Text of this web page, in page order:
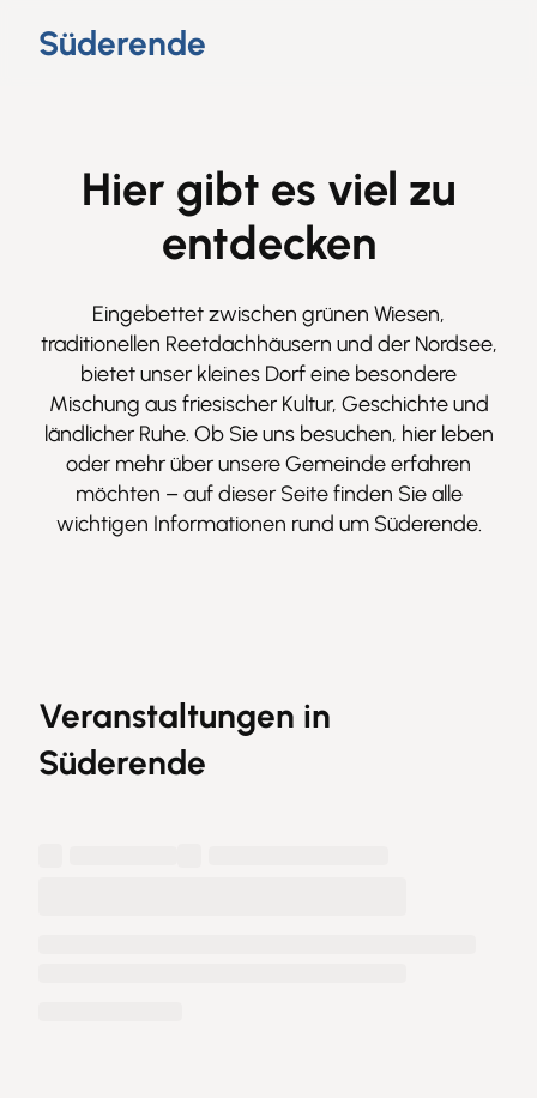
Süderende
Hier gibt es viel zu
entdecken
Eingebettet zwischen grünen Wiesen,
traditionellen Reetdachhäusern und der Nordsee,
bietet unser kleines Dorf eine besondere
Mischung aus friesischer Kultur, Geschichte und
ländlicher Ruhe. Ob Sie uns besuchen, hier leben
oder mehr über unsere Gemeinde erfahren
möchten – auf dieser Seite finden Sie alle
wichtigen Informationen rund um Süderende.
Veranstaltungen in
Süderende